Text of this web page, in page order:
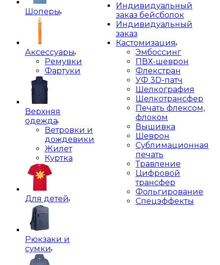
Шоперы
Аксессуары
Ремувки
Фартуки
Верхняя
одежда
Ветровки и
дождевики
Жилет
Куртка
Для детей
Рюкзаки и
сумки
Индивидуальный
заказ бейсболок
Индивидуальный
заказ
Кастомизация
Эмбоссинг
ПВХ-шеврон
Флекстран
УФ 3D-патч
Шелкография
Шелкотрансфер
Печать флексом,
флоком
Вышивка
Шеврон
Сублимационная
печать
Травление
Цифровой
трансфер
Фольгирование
Спецэффекты